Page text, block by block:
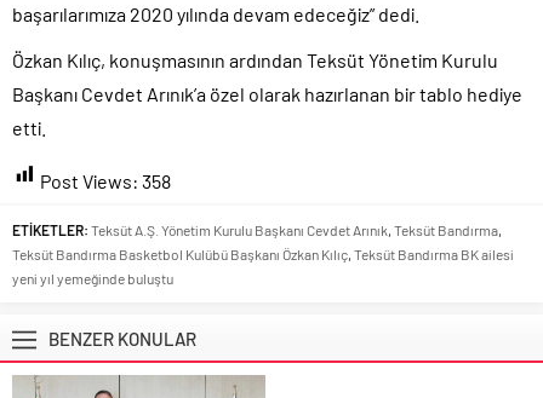
başarılarımıza 2020 yılında devam edeceğiz” dedi.
Özkan Kılıç, konuşmasının ardından Teksüt Yönetim Kurulu
Başkanı Cevdet Arınık’a özel olarak hazırlanan bir tablo hediye
etti.
Post Views: 358
ETİKETLER: Teksüt A.Ş. Yönetim Kurulu Başkanı Cevdet Arınık Teksüt Bandırma
Teksüt Bandırma Basketbol Kulübü Başkanı Özkan Kılıç Teksüt Bandırma BK ailesi
yeni yıl yemeğinde buluştu
BENZER KONULAR